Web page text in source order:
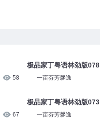
58
67
极品家丁粤语林劲版078
一亩芬芳馨逸
极品家丁粤语林劲版073
一亩芬芳馨逸